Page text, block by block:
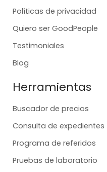
Políticas de privacidad
Quiero ser GoodPeople
Testimoniales
Blog
Herramientas
Buscador de precios
Consulta de expedientes
Programa de referidos
Pruebas de laboratorio